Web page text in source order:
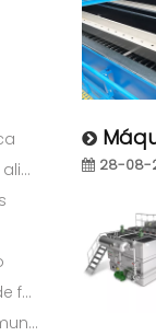
Caso de procesamiento de alimentos
Caso de aguas residuales de fabricación de papel
Caso de aguas residuales municipales
28-08-